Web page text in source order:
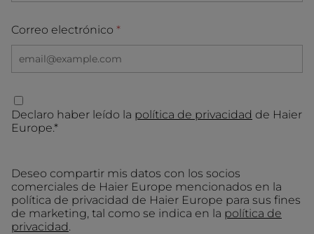
Correo electrónico
Declaro haber leído la política de privacidad de Haier
Europe.*
Deseo compartir mis datos con los socios
comerciales de Haier Europe mencionados en la
política de privacidad de Haier Europe para sus fines
de marketing, tal como se indica en la política de
privacidad.